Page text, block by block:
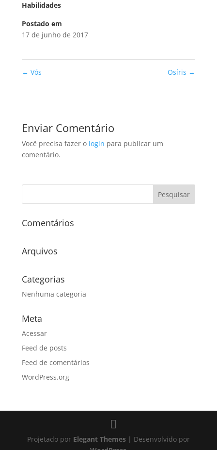
Habilidades
Postado em
17 de junho de 2017
← Vós Osíris →
Enviar Comentário
Você precisa fazer o login para publicar um
comentário.
Comentários
Arquivos
Categorias
Nenhuma categoria
Meta
Acessar
Feed de posts
Feed de comentários
WordPress.org
Projetado por Elegant Themes| Desenvolvido por